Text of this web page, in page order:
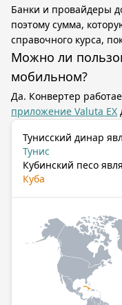
Банки и провайдеры
поэтому сумма,
справочного курса,
Можно ли
мобильном?
Да. Конвертер
приложение Valuta EX
Тунисский динар
Тунис
Кубинский песо
Куба